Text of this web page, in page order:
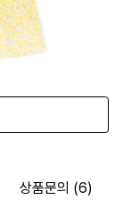
상품문의 (6)